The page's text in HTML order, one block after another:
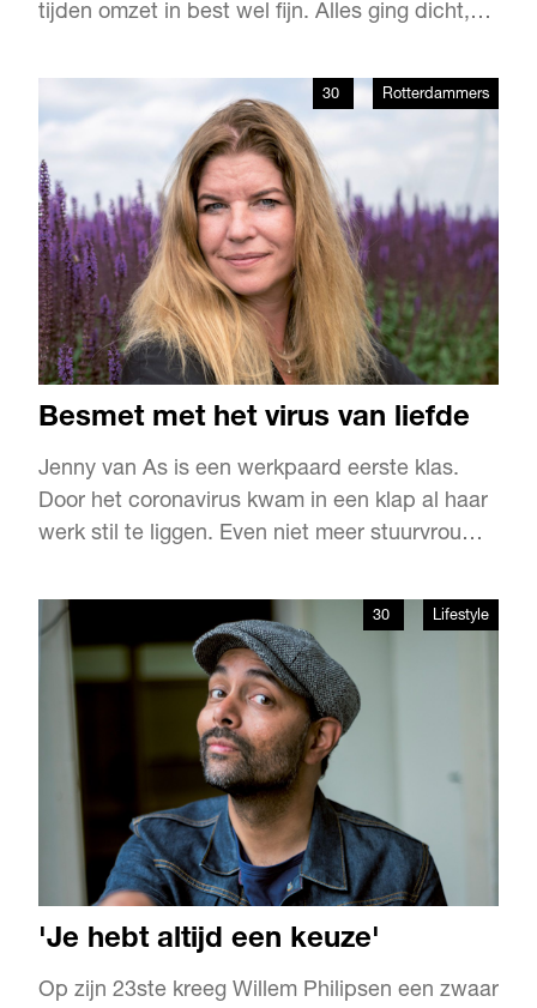
tijden omzet in best wel fijn. Alles ging dicht,
Noorderdicht. Bewoners van het Oude
Noorden liet hij schijnen in plaats van ze achter
gesloten deuren weg te laten kwijnen.
30 Rotterdammers
Besmet met het virus van liefde
Jenny van As is een werkpaard eerste klas.
Door het coronavirus kwam in een klap al haar
werk stil te liggen. Even niet meer stuurvrouw
de slag als stadsgids. Zelfs haar werk als
trouwambtenaar op het stadhuis van
Rotterdam veranderde ingrijpend. Tot
overmaat van ramp werd er een tu…
30 Lifestyle
'Je hebt altijd een keuze'
Op zijn 23ste kreeg Willem Philipsen een zwaar